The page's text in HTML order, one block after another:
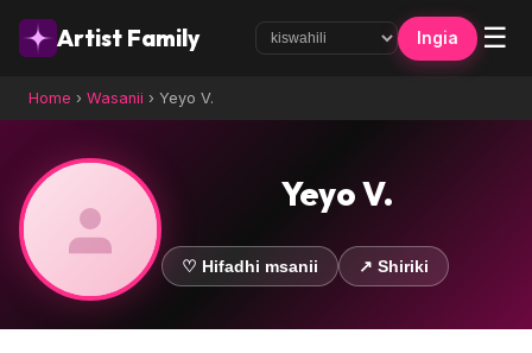
Artist Family Ingia ☰
Home › Wasanii › Yeyo V.
Yeyo V.
♡ Hifadhi msanii ↗ Shiriki